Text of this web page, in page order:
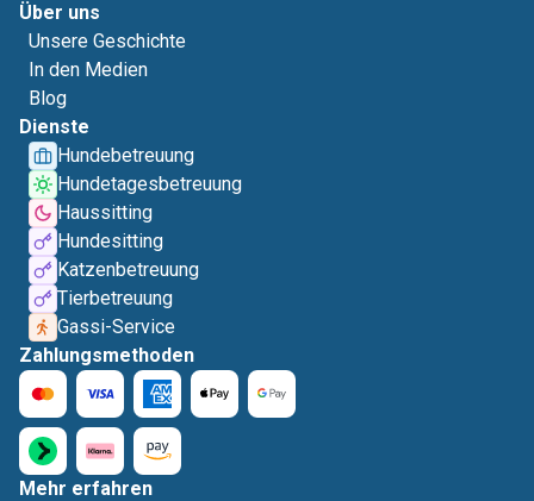
Über uns
Unsere Geschichte
In den Medien
Blog
Dienste
Hundebetreuung
Hundetagesbetreuung
Haussitting
Hundesitting
Katzenbetreuung
Tierbetreuung
Gassi-Service
Zahlungsmethoden
Mehr erfahren